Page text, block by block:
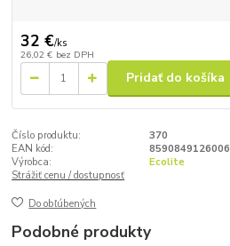
32 €/ks
26,02 € bez DPH
Pridať do košíka
Číslo produktu:
370
EAN kód:
8590849126006
Výrobca:
Ecolite
Strážiť cenu / dostupnosť
Do obľúbených
Podobné produkty